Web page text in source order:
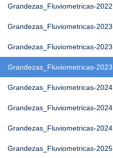
Grandezas_Fluviometricas-2022
Grandezas_Fluviometricas-2023
Grandezas_Fluviometricas-2023
Grandezas_Fluviometricas-2023
Grandezas_Fluviometricas-2024
Grandezas_Fluviometricas-2024
Grandezas_Fluviometricas-2024
Grandezas_Fluviometricas-2025